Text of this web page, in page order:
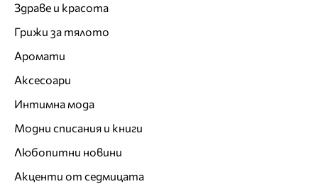
Здраве и красота
Грижи за тялото
Аромати
Аксесоари
Интимна мода
Модни списания и книги
Любопитни новини
Акценти от седмицата